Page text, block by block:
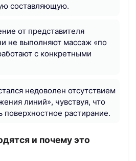
составляющую.
от представителя
не выполняют массаж «по
с конкретными
недоволен отсутствием
линий», чувствуя, что
поверхностное растирание.
и почему это